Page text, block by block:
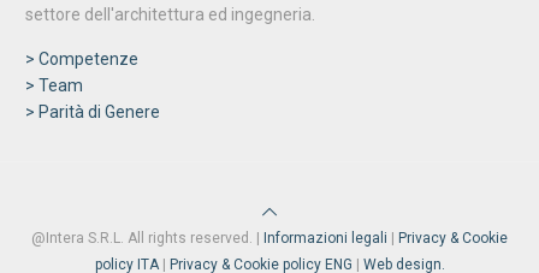
settore dell'architettura ed ingegneria.
> Competenze
> Team
> Parità di Genere
@Intera S.R.L. All rights reserved. | Informazioni legali
Privacy & Cookie
policy ITA| Privacy & Cookie policy ENG Web design.